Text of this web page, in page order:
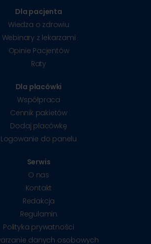
Dla pacjenta
Wiedza o zdrowiu
Webinary z lekarzami
Opinie Pacjentów
Raty
Dla placówki
Współpraca
Cennik pakietów
Dodaj placówkę
Logowanie do panelu
Serwis
O nas
Kontakt
Redakcja
Regulamin
Polityka prywatności
danych osobowych